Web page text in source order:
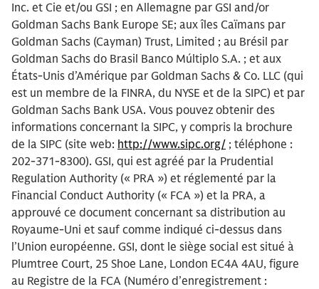
Inc. et Cie et/ou GSI ; en Allemagne par GSI and/or
Goldman Sachs Bank Europe SE; aux îles Caïmans par
Goldman Sachs (Cayman) Trust, Limited ; au Brésil par
Goldman Sachs do Brasil Banco Múltiplo S.A. ; et aux
États-Unis d’Amérique par Goldman Sachs & Co. LLC (qui
est un membre de la FINRA, du NYSE et de la SIPC) et par
Goldman Sachs Bank USA. Vous pouvez obtenir des
informations concernant la SIPC, y compris la brochure
de la SIPC (site web: http://www.sipc.org/ ; téléphone :
202-371-8300). GSI, qui est agréé par la Prudential
Regulation Authority (« PRA ») et réglementé par la
Financial Conduct Authority (« FCA ») et la PRA, a
approuvé ce document concernant sa distribution au
Royaume-Uni et sauf comme indiqué ci-dessus dans
l’Union européenne. GSI, dont le siège social est situé à
Plumtree Court, 25 Shoe Lane, London EC4A 4AU, figure
au Registre de la FCA (Numéro d’enregistrement :